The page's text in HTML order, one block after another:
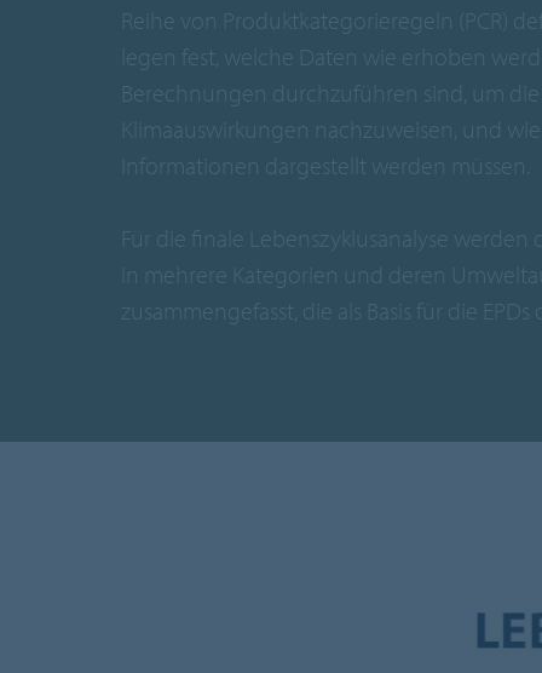
Reihe von Produktkategorieregeln (PCR)
legen fest, welche Daten wie erhoben
Berechnungen durchzuführen sind, um die
Klimaauswirkungen nachzuweisen, und
Informationen dargestellt werden müssen.
Für die finale Lebenszyklusanalyse werden
in mehrere Kategorien und deren
zusammengefasst, die als Basis für die EPDs